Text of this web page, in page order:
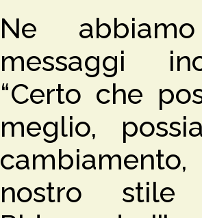
Ne
messaggi
“Certo che
meglio,
nostro